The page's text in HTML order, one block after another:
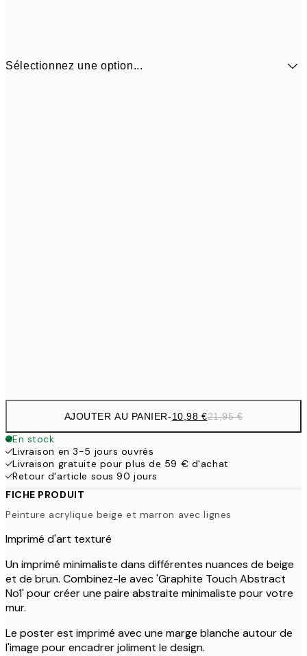
Sélectionnez une option...
AJOUTER AU PANIER-10,98 €21,95 €
En stock
Livraison en 3-5 jours ouvrés
Livraison gratuite pour plus de 59 € d'achat
Retour d'article sous 90 jours
FICHE PRODUIT
Peinture acrylique beige et marron avec lignes
Imprimé d'art texturé
Un imprimé minimaliste dans différentes nuances de beige
et de brun. Combinez-le avec 'Graphite Touch Abstract
No1' pour créer une paire abstraite minimaliste pour votre
mur.
Le poster est imprimé avec une marge blanche autour de
l'image pour encadrer joliment le design.